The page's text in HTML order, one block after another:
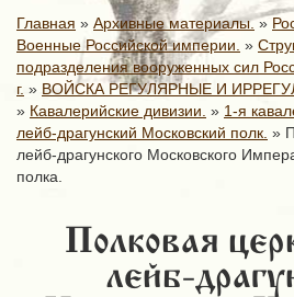
Главная » Архивные материалы.»
Военные Российской империи. »
подразделения вооруженных сил
г. » ВОЙСКА РЕГУЛЯРНЫЕ И
» Кавалерийские дивизии. » 1-я
лейб-драгунский Московский полк. »
лейб-драгунского Московского
полка.
Полковая
лейб-